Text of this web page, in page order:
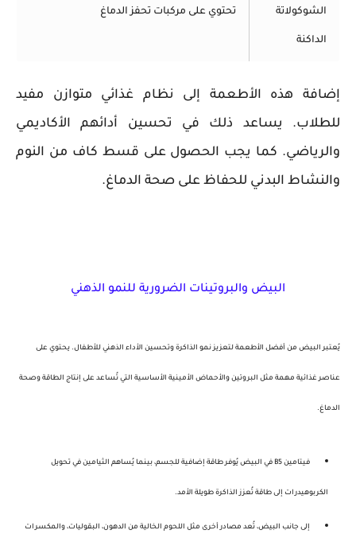
الشوكولاتة
الداكنة
تحتوي على مركبات تحفز الدماغ
إضافة هذه الأطعمة إلى نظام غذائي متوازن مفيد
للطلاب. يساعد ذلك في تحسين أدائهم الأكاديمي
والرياضي. كما يجب الحصول على قسط كاف من النوم
والنشاط البدني للحفاظ على صحة الدماغ.
البيض والبروتينات الضرورية للنمو الذهني
يُعتبر البيض من أفضل الأطعمة لتعزيز نمو الذاكرة وتحسين الأداء الذهني للأطفال. يحتوي على
عناصر غذائية مهمة مثل البروتين والأحماض الأمينية الأساسية التي تُساعد على إنتاج الطاقة وصحة
الدماغ.
فيتامين B5 في البيض يُوفر طاقة إضافية للجسم، بينما يُساهم الثيامين في تحويل
الكربوهيدرات إلى طاقة تُعزز الذاكرة طويلة الأمد.
إلى جانب البيض، تُعد مصادر أخرى مثل اللحوم الخالية من الدهون، البقوليات، والمكسرات